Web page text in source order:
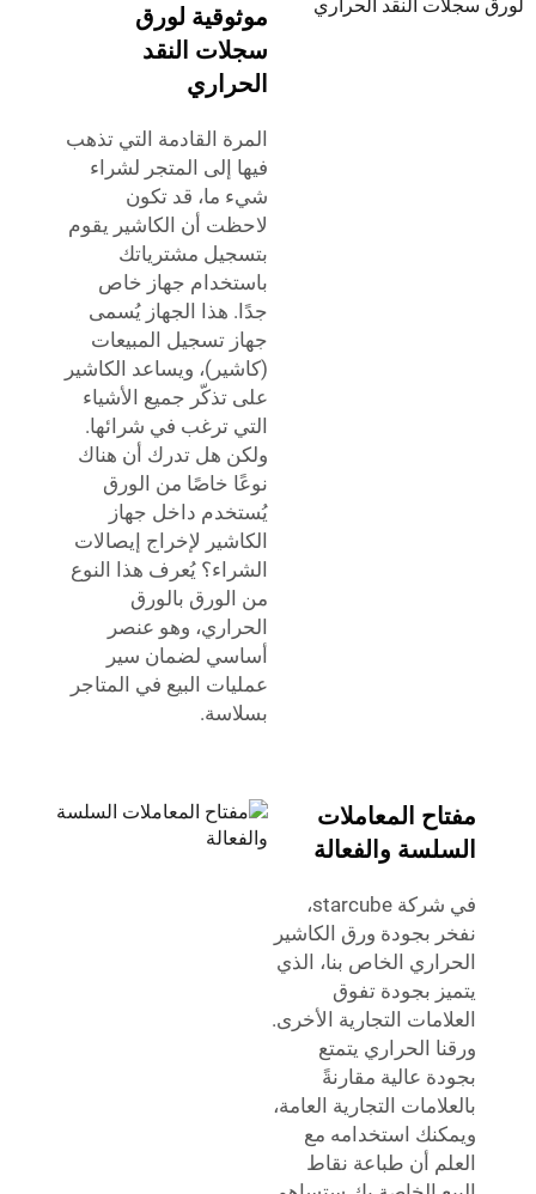
موثوقية لورق
سجلات النقد
الحراري
المرة القادمة التي تذهب
فيها إلى المتجر لشراء
شيء ما، قد تكون
لاحظت أن الكاشير يقوم
بتسجيل مشترياتك
باستخدام جهاز خاص
جدًا. هذا الجهاز يُسمى
جهاز تسجيل المبيعات
(كاشير)، ويساعد الكاشير
على تذكّر جميع الأشياء
التي ترغب في شرائها.
ولكن هل تدرك أن هناك
نوعًا خاصًا من الورق
يُستخدم داخل جهاز
الكاشير لإخراج إيصالات
الشراء؟ يُعرف هذا النوع
من الورق بالورق
الحراري، وهو عنصر
أساسي لضمان سير
عمليات البيع في المتاجر
بسلاسة.
مفتاح المعاملات
السلسة والفعالة
في شركة starcube،
نفخر بجودة ورق الكاشير
الحراري الخاص بنا، الذي
يتميز بجودة تفوق
العلامات التجارية الأخرى.
ورقنا الحراري يتمتع
بجودة عالية مقارنةً
بالعلامات التجارية العامة،
ويمكنك استخدامه مع
العلم أن طباعة نقاط